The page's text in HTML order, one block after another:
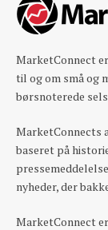
MarketConnect
til og om små og
børsnoterede
MarketConnects
baseret på
nyheder, der
MarketConnect